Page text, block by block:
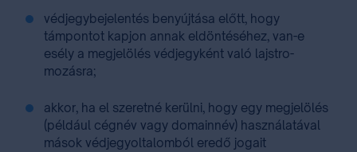
védjegybejelentés benyújtása előtt, hogy
támpontot kapjon annak eldöntéséhez, van-e
esély a megjelölés védjegyként való lajstro­
mozásra;
akkor, ha el szeretné kerülni, hogy egy megjelölés
(például cégnév vagy domainnév) használatával
mások védjegyoltalomból eredő jogait